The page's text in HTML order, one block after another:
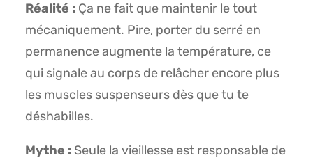
Réalité : Ça ne fait que maintenir le tout
mécaniquement. Pire, porter du serré en
permanence augmente la température, ce
qui signale au corps de relâcher encore plus
les muscles suspenseurs dès que tu te
déshabilles.
Mythe : Seule la vieillesse est responsable de